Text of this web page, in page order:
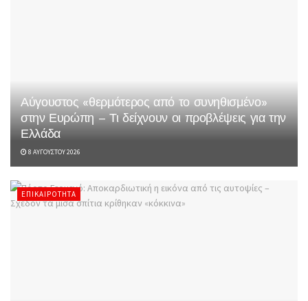
Αύγουστος «θερμότερος από το συνηθισμένο»
στην Ευρώπη – Τι δείχνουν οι προβλέψεις για την
Ελλάδα
8 ΑΥΓΟΎΣΤΟΥ 2026
ΕΠΙΚΑΙΡΌΤΗΤΑ